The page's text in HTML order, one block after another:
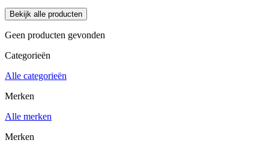
Geen producten gevonden
Categorieën
Alle categorieën
Merken
Alle merken
Merken